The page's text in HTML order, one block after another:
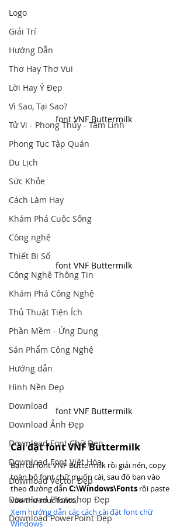
Logo
Giải Trí
Hướng Dẫn
Thơ Hay Thơ Vui
Lời Hay Ý Đẹp
Vì Sao, Tại Sao?
Tử Vi - Phong Thủy - Tâm Linh
Phong Tục Tập Quán
Du Lịch
Sức Khỏe
Cách Làm Hay
Khám Phá Cuộc Sống
Công nghệ
Thiết Bị Số
Công Nghệ Thông Tin
Khám Phá Công Nghệ
Thủ Thuật Tiện Ích
Phần Mềm - Ứng Dụng
Sản Phẩm Công Nghệ
Hướng dẫn
Hình Nền Đẹp
Download
Download Ảnh Đẹp
Download Font Chữ Đẹp
Download Font Việt Hóa
Download Vector Đẹp
Download Photoshop Đẹp
Download PowerPoint Đẹp
font VNF Buttermilk
font VNF Buttermilk
font VNF Buttermilk
Cài đặt font VNF Buttermilk
Bạn tải font VNF Buttermilk rồi giải nén, copy
toàn bộ font chữ muốn cài, sau đó bạn vào
theo đường dẫn C:\Windows\Fonts rồi paste
vào thư mục fonts.
Xem hướng dẫn các cách cài đặt font chữ
Windows